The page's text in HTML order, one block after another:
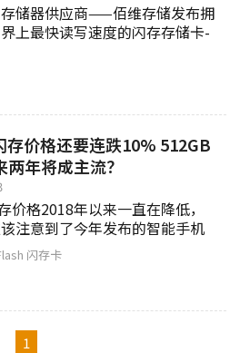
储器供应商——佰维存储发布拥
上最快读写速度的闪存存储卡-
卡。通过采用先进的CFexpress
持PCI Express Gen3模式...
存价格还要连跌10% 512GB
两年将成主流？
价格2018年以来一直在降低，
注意到了今年发布的智能手机
越来越大了，中高端机中64GB
已经...
闪存卡
1